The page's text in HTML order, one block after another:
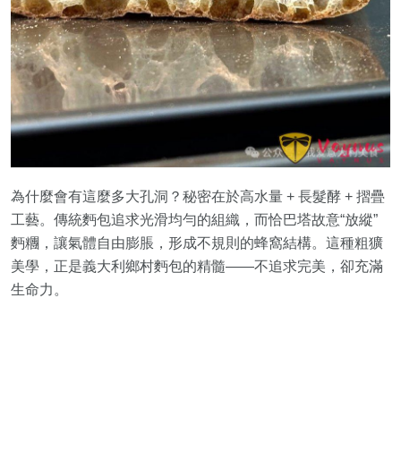
為什麼會有這麼多大孔洞？秘密在於高水量 + 長髮酵 + 摺疊
工藝。傳統麪包追求光滑均勻的組織，而恰巴塔故意“放縱”
麪糰，讓氣體自由膨脹，形成不規則的蜂窩結構。這種粗獷
美學，正是義大利鄉村麪包的精髓——不追求完美，卻充滿
生命力。